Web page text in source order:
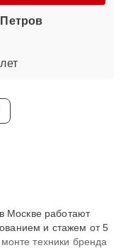
Москве работают
и стажем от 5
техники бренда